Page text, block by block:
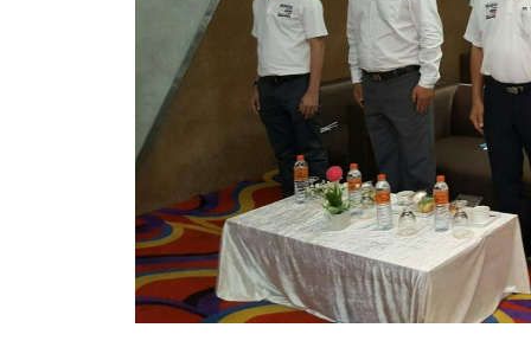
การประเมินความพึงพอใจของการดำเนินงาน อบจ.
ขั้นตอนและวิธีการชำระภาษีฯ
แบบฟอร์มการชำระภาษีฯ
การบริการแบบเบ็ดเสร็จ (One Stop Service)
หนังสือสั่งการ